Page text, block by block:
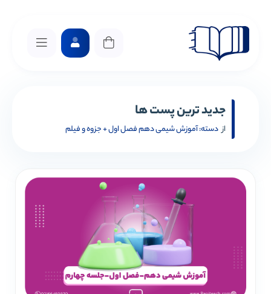
جدید ترین پست ها
ازدسته:آموزش شیمی دهم فصل اول + جزوه و فیلم